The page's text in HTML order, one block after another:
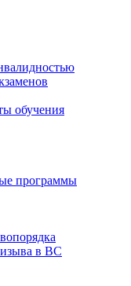
обучения
программы
в ВС